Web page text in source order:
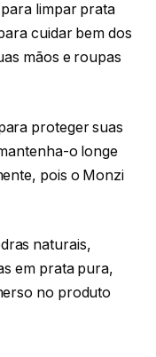
limpar prata
cuidar bem dos
mãos e roupas
proteger suas
o longe
pois o Monzi
naturais,
em prata pura,
no produto